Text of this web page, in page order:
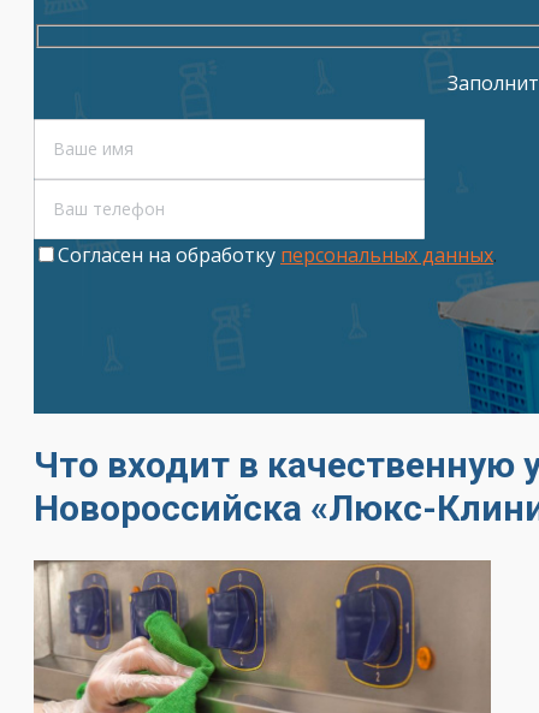
Cогласен на обработку персональных данных.
Что входит в качественную
Новороссийска «Люкс-